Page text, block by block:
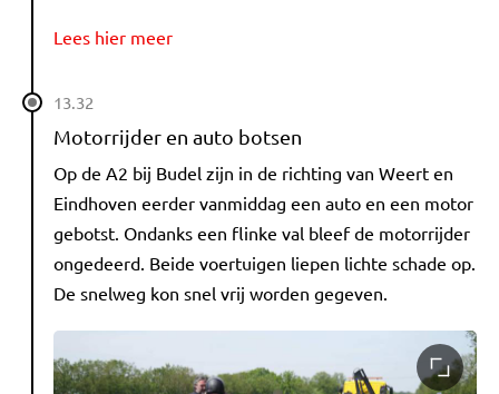
Lees hier meer
13.32
Motorrijder en auto botsen
Op de A2 bij Budel zijn in de richting van Weert en
Eindhoven eerder vanmiddag een auto en een motor
gebotst. Ondanks een flinke val bleef de motorrijder
ongedeerd. Beide voertuigen liepen lichte schade op.
De snelweg kon snel vrij worden gegeven.